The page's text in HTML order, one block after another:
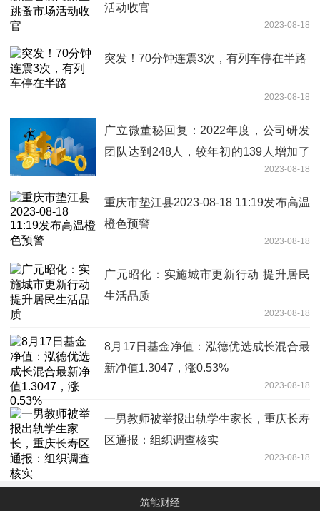
活动收官
2023-08-18
突发！70分钟连震3次，有列车停在半路
2023-08-18
广立微董秘回复：2022年度，公司研发
团队达到248人，较年初的139人增加了
2023-08-18
重庆市垫江县2023-08-18 11:19发布高温
橙色预警
2023-08-18
广元昭化：实施城市更新行动 提升居民
生活品质
2023-08-18
8月17日基金净值：泓德优选成长混合最
新净值1.3047，涨0.53%
2023-08-18
一男教师被举报出轨学生家长，重庆长寿
区通报：组织调查核实
2023-08-18
筑能财经